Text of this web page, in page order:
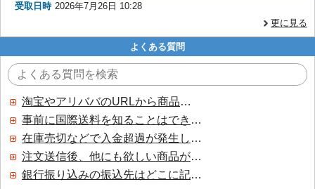
受取日時 2026年7月26日 10:28
更に見る
よくある質問
淘宝やアリババのURLから商品を探すことはできますか？
事前に国際送料を知ることはできますか？
在庫売切などで入金超過が発生した場合はいつ返金されますか？
注文送信後、他にも欲しい商品が見つかった場合、追加注文できますか？
銀行振り込みの振込先はどこに記載されていますか？